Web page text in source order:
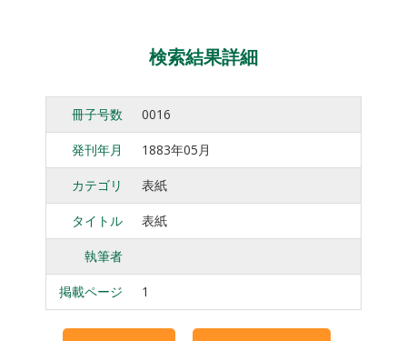
検索結果詳細
冊子号数 0016
発刊年月 1883年05月
カテゴリ 表紙
タイトル 表紙
執筆者
掲載ページ 1